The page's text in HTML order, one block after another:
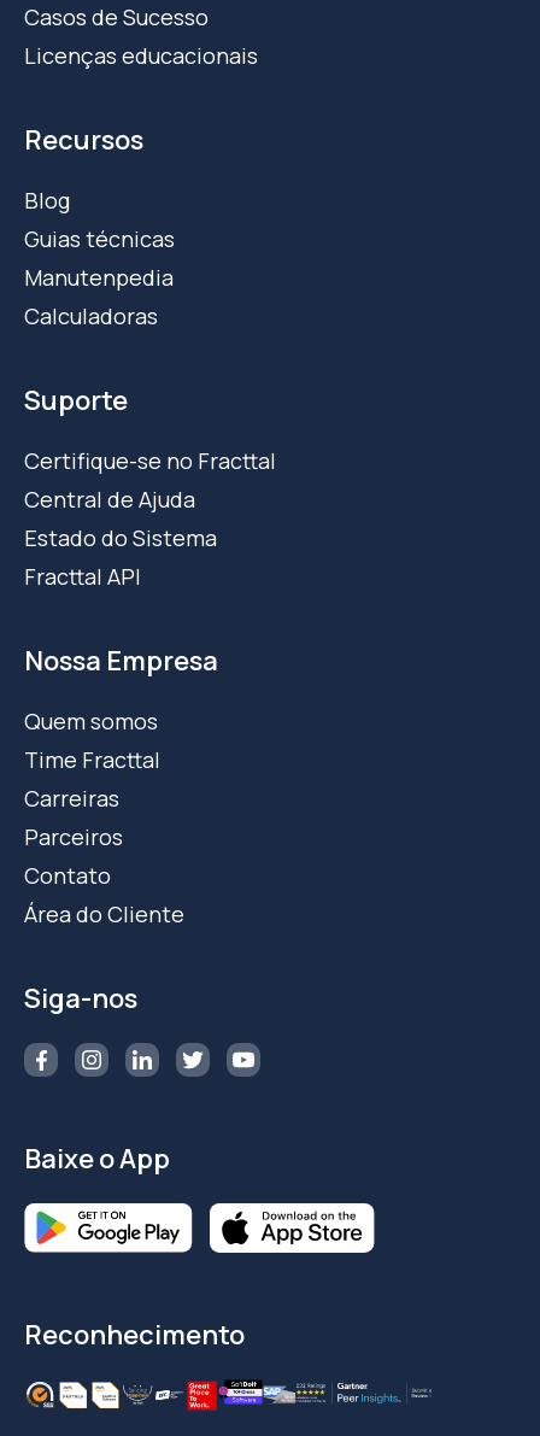
Casos de Sucesso
Licenças educacionais
Recursos
Blog
Guias técnicas
Manutenpedia
Calculadoras
Suporte
Certifique-se no Fracttal
Central de Ajuda
Estado do Sistema
Fracttal API
Nossa Empresa
Quem somos
Time Fracttal
Carreiras
Parceiros
Contato
Área do Cliente
Siga-nos
Baixe o App
Reconhecimento